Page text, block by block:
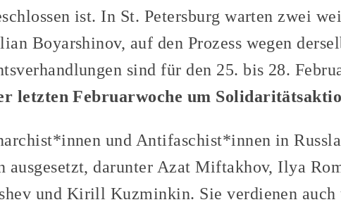
ist. In St. Petersburg warten zwei
Boyarshinov, auf den Prozess wegen
sind für den 25. bis 28.
letzten Februarwoche um
und Antifaschist*innen in
ausgesetzt, darunter Azat Miftakhov, Ilya
und Kirill Kuzminkin. Sie verdienen auch